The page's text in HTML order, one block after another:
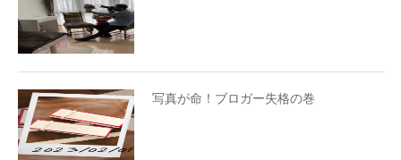
写真が命！ブロガー失格の巻